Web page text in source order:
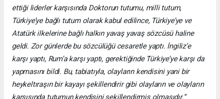
ettiği liderler karşısında Doktorun tutumu, milli tutum,
Türkiye’ye bağlı tutum olarak kabul edilince, Türkiye’ye ve
Atatürk ilkelerine bağlı halkın yavaş yavaş sözcüsü haline
geldi. Zor günlerde bu sözcülüğü cesaretle yaptı. İngiliz’e
karşı yaptı, Rum’a karşı yaptı, gerektiğinde Türkiye’ye karşı da
yapmasını bildi. Bu, tabiatıyla, olayların kendisini yani bir
heykeltıraşın bir kayayı şekillendirir gibi olayların ve olayların
karşısında tutumun kendisini şekillendirmiş olmasıdır.”